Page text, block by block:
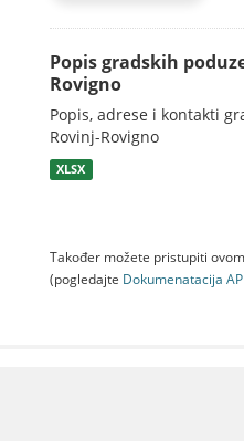
Popis gradskih
Rovigno
Popis, adrese i kontakti
Rovinj-Rovigno
XLSX
Također možete pristupiti
(pogledajte Dokumenаtаcijа